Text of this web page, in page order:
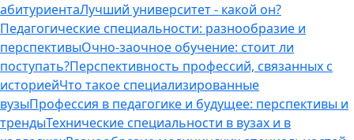
абитуриентаЛучший университет - какой он?
Педагогические специальности: разнообразие и
перспективыОчно-заочное обучение: стоит ли
поступать?Перспективность профессий, связанных с
историейЧто такое специализированные
вузыПрофессия в педагогике и будущее: перспективы и
трендыТехнические специальности в вузах и в